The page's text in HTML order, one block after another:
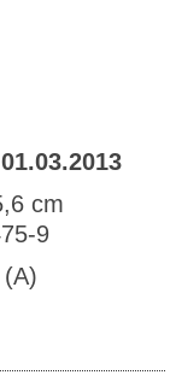
01.03.2013
cm
9
(A)